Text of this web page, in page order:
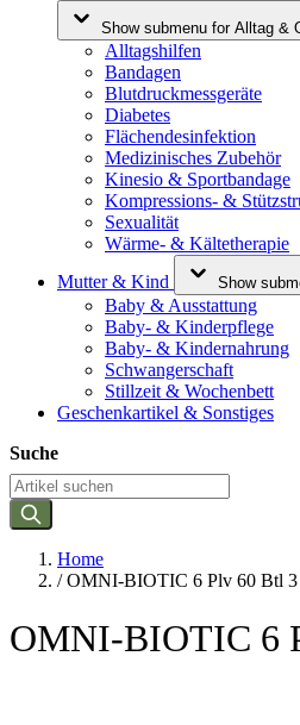
Show submenu for Alltag &
Alltagshilfen
Bandagen
Blutdruckmessgeräte
Diabetes
Flächendesinfektion
Medizinisches Zubehör
Kinesio & Sportbandage
Kompressions- &
Sexualität
Wärme- & Kältetherapie
Mutter & Kind
Show
Baby & Ausstattung
Baby- & Kinderpflege
Baby- & Kindernahrung
Schwangerschaft
Stillzeit & Wochenbett
Geschenkartikel & Sonstiges
Suche
Home
/ OMNI-BIOTIC 6 Plv 60 Btl 3
OMNI-BIOTIC 6